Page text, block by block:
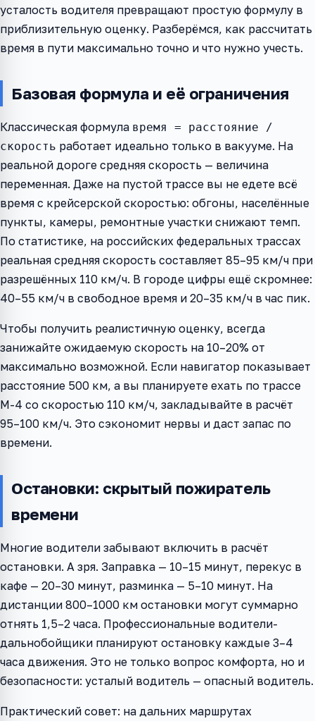
усталость водителя превращают простую формулу в
приблизительную оценку. Разберёмся, как рассчитать
время в пути максимально точно и что нужно учесть.
Базовая формула и её ограничения
Классическая формула время = расстояние /
скорость работает идеально только в вакууме. На
реальной дороге средняя скорость — величина
переменная. Даже на пустой трассе вы не едете всё
время с крейсерской скоростью: обгоны, населённые
пункты, камеры, ремонтные участки снижают темп.
По статистике, на российских федеральных трассах
реальная средняя скорость составляет 85–95 км/ч при
разрешённых 110 км/ч. В городе цифры ещё скромнее:
40–55 км/ч в свободное время и 20–35 км/ч в час пик.
Чтобы получить реалистичную оценку, всегда
занижайте ожидаемую скорость на 10–20% от
максимально возможной. Если навигатор показывает
расстояние 500 км, а вы планируете ехать по трассе
М-4 со скоростью 110 км/ч, закладывайте в расчёт
95–100 км/ч. Это сэкономит нервы и даст запас по
времени.
Остановки: скрытый пожиратель
времени
Многие водители забывают включить в расчёт
остановки. А зря. Заправка — 10–15 минут, перекус в
кафе — 20–30 минут, разминка — 5–10 минут. На
дистанции 800–1000 км остановки могут суммарно
отнять 1,5–2 часа. Профессиональные водители-
дальнобойщики планируют остановку каждые 3–4
часа движения. Это не только вопрос комфорта, но и
безопасности: усталый водитель — опасный водитель.
Практический совет: на дальних маршрутах